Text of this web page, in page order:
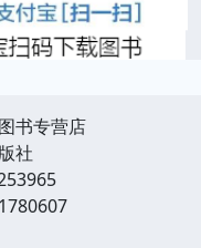
书专营店
社